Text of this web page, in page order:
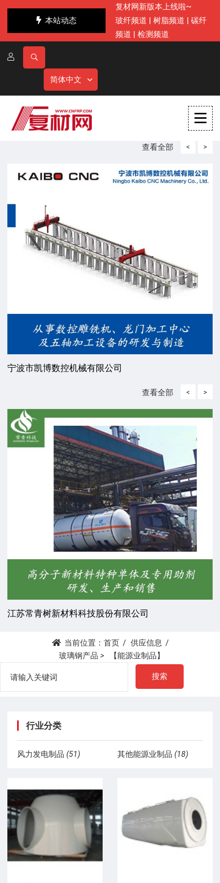
本站动态
复材网新版本上线啦~
玻纤频道 | 树脂频道 | 碳纤
频道 | 检测频道
简体中文
查看全部 <
威海东发精工机械有限责任公司
>
查看全部 <
新材料科技股份有限公司
>
当前位置： 首页
供应信息
玻璃钢产品 > 【能源业制品】
搜索
行业分类
风力发电制品 (51) 其他能源业制品 (18)